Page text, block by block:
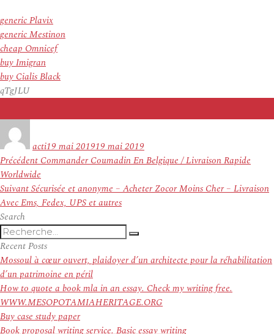
generic Plavix
generic Mestinon
cheap Omnicef
buy Imigran
buy Cialis Black
qTgJLU
actile
19 mai 201919 mai 2019
Navigation
de
l’article
Précédent Article
précédent :
Commander Coumadin En Belgique / Livraison Rapide
Worldwide
SuivantArticle
suivant :
Sécurisée et anonyme – Acheter Zocor Moins Cher – Livraison
Avec Ems, Fedex, UPS et autres
Search
Recherche
pour
:
Recherche
Recent Posts
Mossoul à cœur ouvert, plaidoyer d’un architecte pour la réhabilitation
d’un patrimoine en péril
How to quote a book mla in an essay. Check my writing free.
WWW.MESOPOTAMIAHERITAGE.ORG
Buy case study paper
Book proposal writing service. Basic essay writing